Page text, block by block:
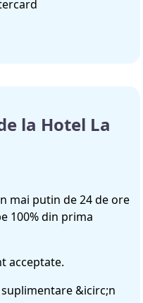
la Hotel La
mai putin de 24 de ore
100% din prima
acceptate.
&icirc;n